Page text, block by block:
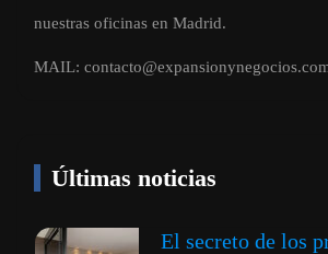
nuestras oficinas en Madrid.
MAIL:
Últimas noticias
El secreto de los